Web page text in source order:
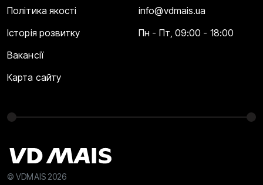
Політика якості
Історія розвитку
Вакансії
Карта сайту
info@vdmais.ua
Пн - Пт, 09:00 - 18:00
© VDMAIS 2026